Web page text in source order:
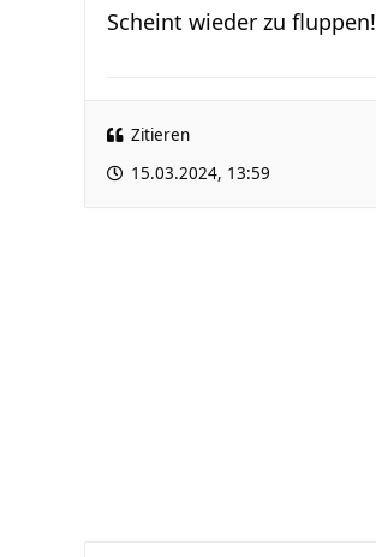
Scheint wieder zu fluppen!
Zitieren
15.03.2024, 13:59